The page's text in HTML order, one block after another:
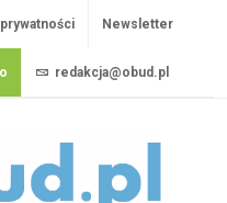
Newsletter
redakcja@obud.pl